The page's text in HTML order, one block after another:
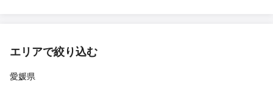
エリアで絞り込む
愛媛県